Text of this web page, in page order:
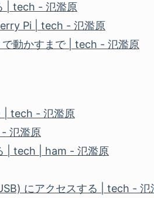
| tech - 氾濫原
Pi | tech - 氾濫原
動かすまで | tech - 氾濫原
| tech - 氾濫原
氾濫原
| tech | ham - 氾濫原
にアクセスする | tech - 氾